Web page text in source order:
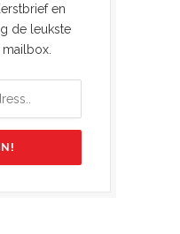
en
de leukste
mailbox.